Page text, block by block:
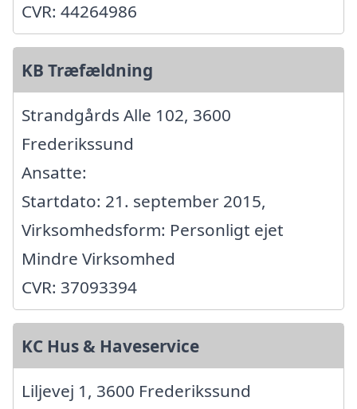
CVR: 44264986
KB Træfældning
Strandgårds Alle 102, 3600
Frederikssund
Ansatte:
Startdato: 21. september 2015,
Virksomhedsform: Personligt ejet
Mindre Virksomhed
CVR: 37093394
KC Hus & Haveservice
Liljevej 1, 3600 Frederikssund